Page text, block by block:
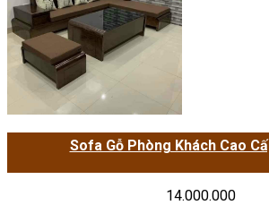
Sofa Gỗ Phòng Khách Cao
14.000.000